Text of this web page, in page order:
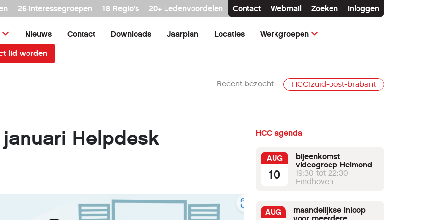
26 interessegroepen 18 Regio's 20+ Ledenvoordelen Contact Webmail Zoeken Inloggen
Nieuws Contact Downloads Jaarplan Locaties Werkgroepen
lid worden
Recent bezocht: HCC!zuid-oost-brabant
Helpdesk
HCC agenda
AUG
10
bijeenkomst
videogroep Helmond
19:30 tot 22:30
Eindhoven
AUG
maandelijkse inloop